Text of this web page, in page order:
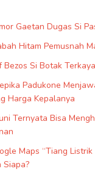
Gaetan Dugas Si
Hitam Pemusnah
Bezos Si Botak
Padukone
Harga Kepalanya
Ternyata Bisa
Maps “Tiang
Siapa?